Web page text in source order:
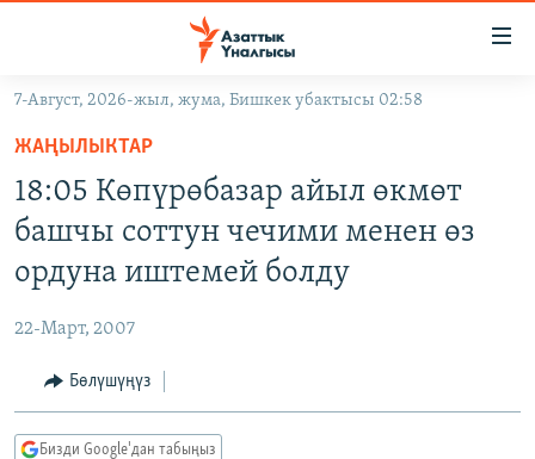
Навигацияга
өтүңүз
салыңыз
МАДАНИЯТ
ДҮЙНӨ
ТВ ПРОГРАММАЛАР
БҮГҮН АЗАТТЫКТА
ПОДКАСТ
7-Август, 2026-жыл, жума, Бишкек убактысы 02:58
ЖАҢЫЛЫКТАР
18:05 Көпүрөбазар айыл өкмөт
башчы соттун чечими менен өз
ордуна иштемей болду
22-Март, 2007
Бөлүшүңүз
Бизди Google'дан табыңыз